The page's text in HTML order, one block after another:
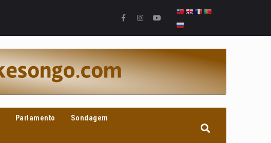
Parlamento Sondagem